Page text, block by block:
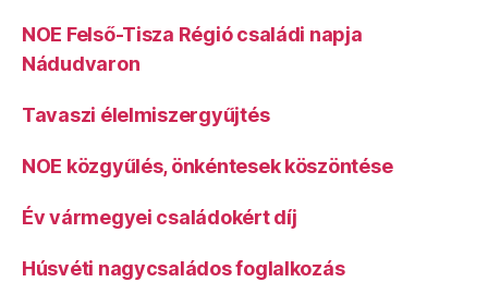
NOE Felső-Tisza Régió családi napja
Nádudvaron
Tavaszi élelmiszergyűjtés
NOE közgyűlés, önkéntesek köszöntése
Év vármegyei családokért díj
Húsvéti nagycsaládos foglalkozás